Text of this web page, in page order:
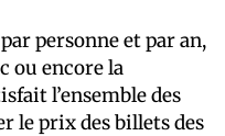
personne et par an,
ou encore la
l’ensemble des
le prix des billets des